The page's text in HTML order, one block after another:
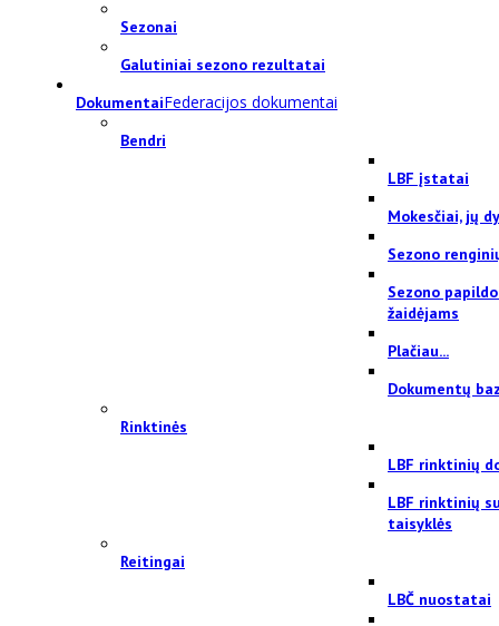
Sezonai
Galutiniai sezono rezultatai
DokumentaiFederacijos dokumentai
Bendri
LBF įstatai
Mokesčiai, jų
Sezono
Sezono
žaidėjams
Plačiau...
Dokumentų
Rinktinės
LBF rinktinių
LBF rinktinių
taisyklės
Reitingai
LBČ nuostatai